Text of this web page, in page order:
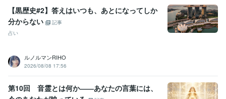
【黒歴史#2】答えはいつも、あとになってしか
分からない
記事
占い
ルノルマンRIHO
2026/08/08 17:56
第10回 音霊とは何か――あなたの言葉には、